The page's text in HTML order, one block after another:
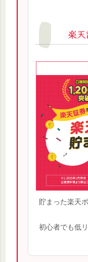
楽
貯まった楽天
初心者でも低